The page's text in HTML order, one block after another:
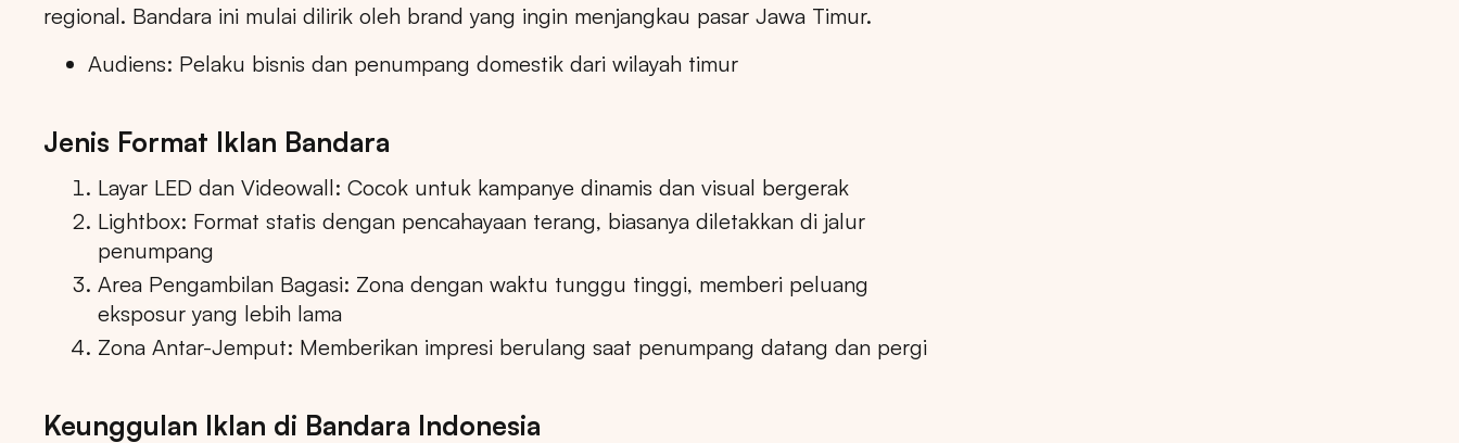
regional. Bandara ini mulai dilirik oleh brand yang ingin menjangkau pasar Jawa Timur.
Audiens: Pelaku bisnis dan penumpang domestik dari wilayah timur
Jenis Format Iklan Bandara
Layar LED dan Videowall: Cocok untuk kampanye dinamis dan visual bergerak
Lightbox: Format statis dengan pencahayaan terang, biasanya diletakkan di jalur
penumpang
Area Pengambilan Bagasi: Zona dengan waktu tunggu tinggi, memberi peluang
eksposur yang lebih lama
Zona Antar-Jemput: Memberikan impresi berulang saat penumpang datang dan pergi
Keunggulan Iklan di Bandara Indonesia
Pencarian
Tips: Pilih